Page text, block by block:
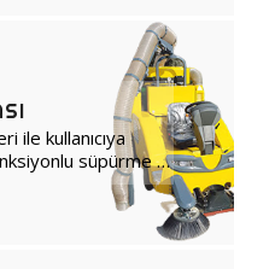
ile kullanıcıya
süpürme …